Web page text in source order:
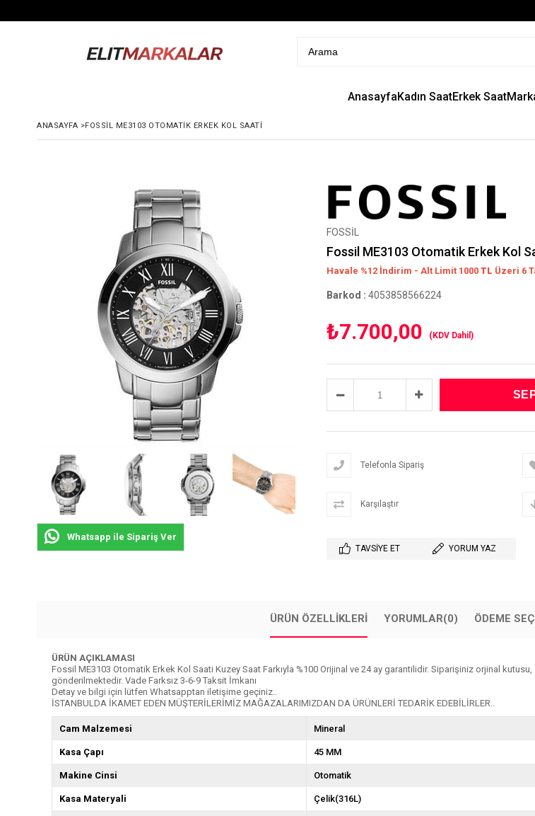
AnasayfaKadın SaatErkek Saat
ANASAYFA >FOSSIL ME3103 OTOMATIK ERKEK KOL SAATI
Whatsapp ile Sipariş Ver
FOSSİL
Fossil ME3103 Otomatik Erkek Kol
Havale %12 İndirim - Alt Limit 1000 TL Üzeri 6
Barkod : 4053858566224
₺7.700,00 (KDV Dahil)
Telefonla Sipariş
Karşılaştır
TAVSIYE ET YORUM YAZ
ÜRÜN ÖZELLIKLERI YORUMLAR(0) ÖDEME
ÜRÜN AÇIKLAMASI
Fossil ME3103 Otomatik Erkek Kol Saati Kuzey Saat Farkıyla %100 Orijinal ve 24 ay garantilidir. Siparişiniz orjinal
gönderilmektedir. Vade Farksız 3-6-9 Taksit İmkanı
Detay ve bilgi için lütfen Whatsapptan iletişime geçiniz..
İSTANBULDA İKAMET EDEN MÜŞTERİLERİMİZ MAĞAZALARIMIZDAN DA ÜRÜNLERİ TEDARİK EDEBİLİRLER..
Cam Malzemesi Mineral
Kasa Çapı 45 MM
Makine Cinsi Otomatik
Kasa Materyali Çelik(316L)